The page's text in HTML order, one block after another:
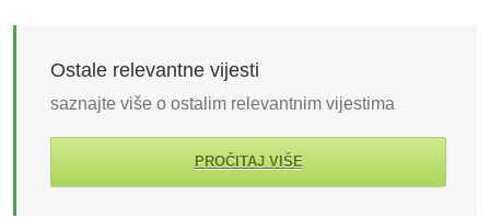
Ostale relevantne vijesti
saznajte više o ostalim relevantnim vijestima
PROČITAJ VIŠE